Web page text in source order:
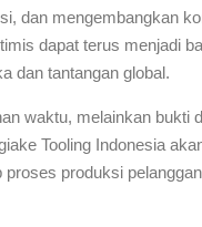
dan mengembangkan
dapat terus menjadi
dan tantangan global.
waktu, melainkan
Tooling Indonesia
produksi